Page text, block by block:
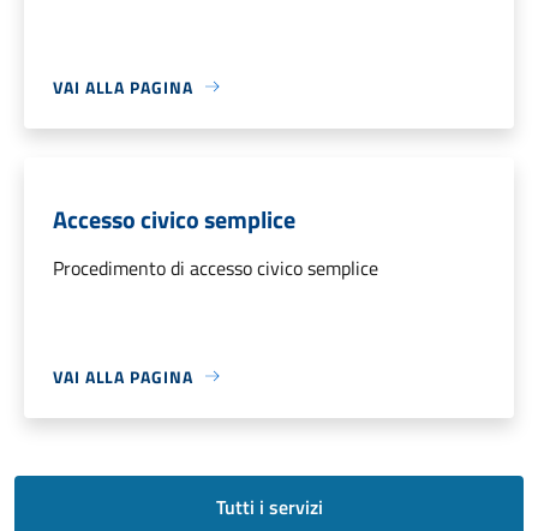
VAI ALLA PAGINA
Accesso civico semplice
Procedimento di accesso civico semplice
VAI ALLA PAGINA
Tutti i servizi